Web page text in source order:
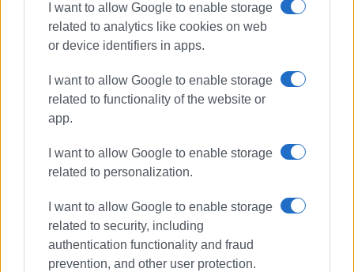
I want to allow Google to enable storage
related to analytics like cookies on web
or device identifiers in apps.
I want to allow Google to enable storage
related to functionality of the website or
app.
I want to allow Google to enable storage
related to personalization.
I want to allow Google to enable storage
related to security, including
authentication functionality and fraud
prevention, and other user protection.